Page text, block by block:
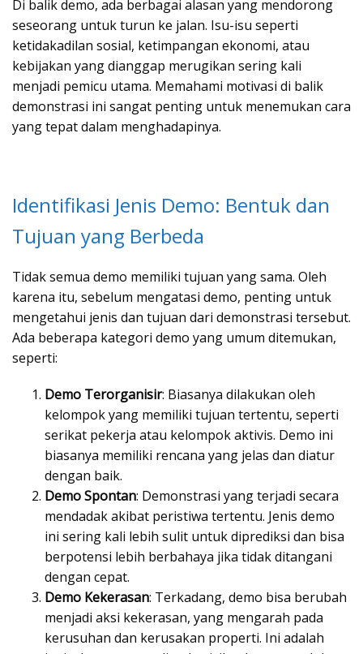
Di balik demo, ada berbagai alasan yang mendorong
seseorang untuk turun ke jalan. Isu-isu seperti
ketidakadilan sosial, ketimpangan ekonomi, atau
kebijakan yang dianggap merugikan sering kali
menjadi pemicu utama. Memahami motivasi di balik
demonstrasi ini sangat penting untuk menemukan cara
yang tepat dalam menghadapinya.
Identifikasi Jenis Demo: Bentuk dan
Tujuan yang Berbeda
Tidak semua demo memiliki tujuan yang sama. Oleh
karena itu, sebelum mengatasi demo, penting untuk
mengetahui jenis dan tujuan dari demonstrasi tersebut.
Ada beberapa kategori demo yang umum ditemukan,
seperti:
Demo Terorganisir: Biasanya dilakukan oleh
kelompok yang memiliki tujuan tertentu, seperti
serikat pekerja atau kelompok aktivis. Demo ini
biasanya memiliki rencana yang jelas dan diatur
dengan baik.
Demo Spontan: Demonstrasi yang terjadi secara
mendadak akibat peristiwa tertentu. Jenis demo
ini sering kali lebih sulit untuk diprediksi dan bisa
berpotensi lebih berbahaya jika tidak ditangani
dengan cepat.
Demo Kekerasan: Terkadang, demo bisa berubah
menjadi aksi kekerasan, yang mengarah pada
kerusuhan dan kerusakan properti. Ini adalah